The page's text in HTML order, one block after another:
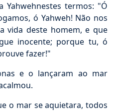
termos: "Ó
ó Yahweh! Não nos
vida deste homem, e que
inocente; porque tu, ó
fazer!"
e o lançaram ao mar
o mar se aquietara, todos